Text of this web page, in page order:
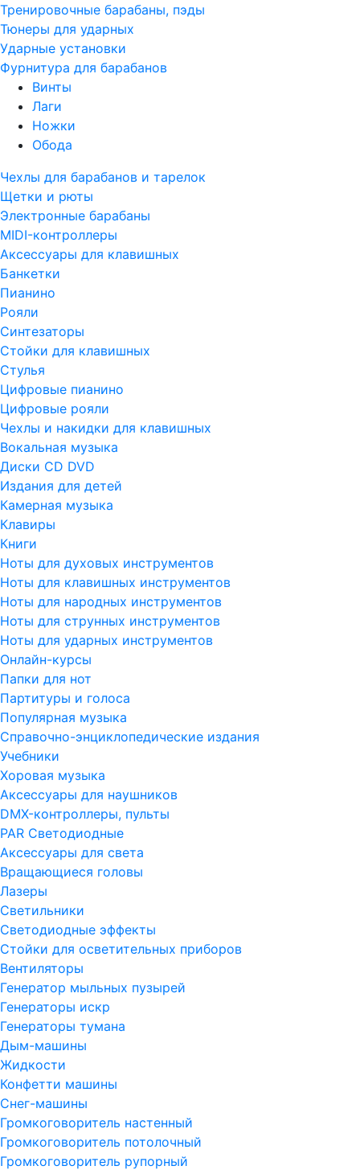
Тренировочные барабаны, пэды
Тюнеры для ударных
Ударные установки
Фурнитура для барабанов
Винты
Лаги
Ножки
Обода
Чехлы для барабанов и тарелок
Щетки и рюты
Электронные барабаны
MIDI-контроллеры
Аксессуары для клавишных
Банкетки
Пианино
Рояли
Синтезаторы
Стойки для клавишных
Стулья
Цифровые пианино
Цифровые рояли
Чехлы и накидки для клавишных
Вокальная музыка
Диски CD DVD
Издания для детей
Камерная музыка
Клавиры
Книги
Ноты для духовых инструментов
Ноты для клавишных инструментов
Ноты для народных инструментов
Ноты для струнных инструментов
Ноты для ударных инструментов
Онлайн-курсы
Папки для нот
Партитуры и голоса
Популярная музыка
Справочно-энциклопедические издания
Учебники
Хоровая музыка
Аксессуары для наушников
DMX-контроллеры, пульты
PAR Светодиодные
Аксессуары для света
Вращающиеся головы
Лазеры
Светильники
Светодиодные эффекты
Стойки для осветительных приборов
Вентиляторы
Генератор мыльных пузырей
Генераторы искр
Генераторы тумана
Дым-машины
Жидкости
Конфетти машины
Снег-машины
Громкоговоритель настенный
Громкоговоритель потолочный
Громкоговоритель рупорный